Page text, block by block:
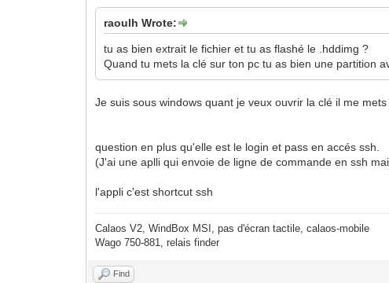
raoulh Wrote:
tu as bien extrait le fichier et tu as flashé le .hddimg ?
Quand tu mets la clé sur ton pc tu as bien une partition
Je suis sous windows quant je veux ouvrir la clé il me
question en plus qu'elle est le login et pass en accés ssh.
(J'ai une aplli qui envoie de ligne de commande en ssh
l'appli c'est shortcut ssh
Calaos V2, WindBox MSI, pas d'écran tactile, calaos-mobile
Wago 750-881, relais finder
Find